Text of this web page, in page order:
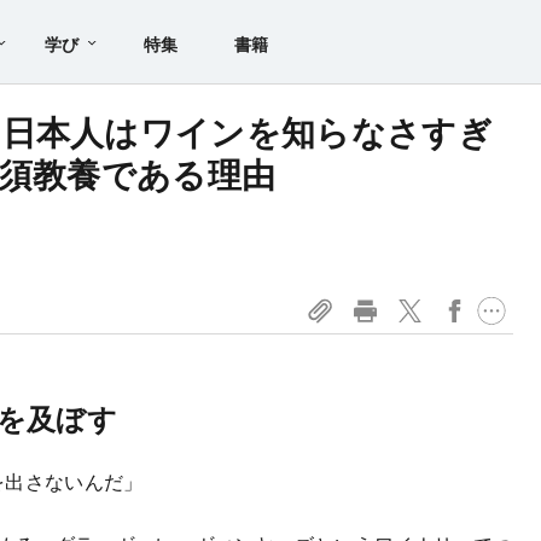
学び 特集 書籍
本人はワインを知らなさすぎ
教養である理由
及ぼす
さないんだ」